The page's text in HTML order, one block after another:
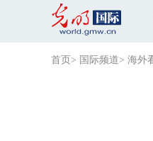
首页 > 国际频道> 海外